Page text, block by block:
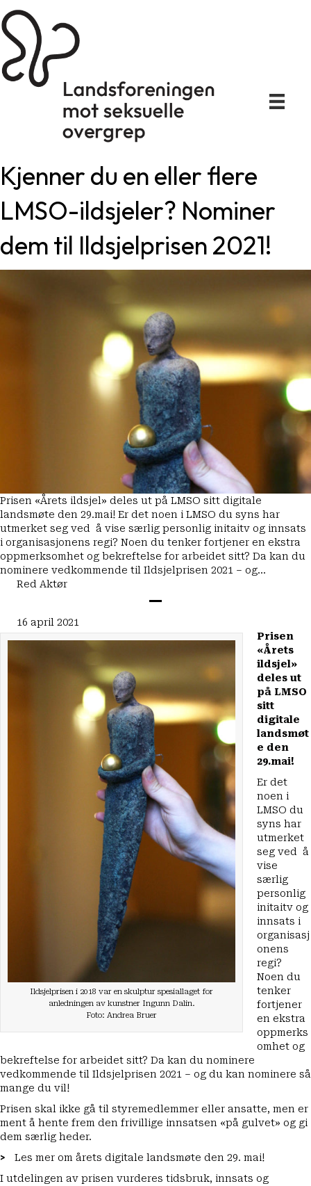
Kjenner du en eller flere
LMSO-ildsjeler? Nominer
dem til Ildsjelprisen 2021!
Prisen «Årets ildsjel» deles ut på LMSO sitt digitale
landsmøte den 29.mai! Er det noen i LMSO du syns har
utmerket seg ved å vise særlig personlig initaitv og innsats
i organisasjonens regi? Noen du tenker fortjener en ekstra
oppmerksomhet og bekreftelse for arbeidet sitt? Da kan du
nominere vedkommende til Ildsjelprisen 2021 – og…
Red Aktør
16 april 2021
Ildsjelprisen i 2018 var en skulptur spesiallaget for
anledningen av kunstner Ingunn Dalin.
Foto: Andrea Bruer
Prisen
«Årets
ildsjel»
deles ut
på LMSO
sitt
digitale
landsmøt
e den
29.mai!
Er det
noen i
LMSO du
syns har
utmerket
seg ved å
vise
særlig
personlig
initaitv og
innsats i
organisasj
onens
regi?
Noen du
tenker
fortjener
en ekstra
oppmerks
omhet og
bekreftelse for arbeidet sitt? Da kan du nominere
vedkommende til Ildsjelprisen 2021 – og du kan nominere så
mange du vil!
Prisen skal ikke gå til styremedlemmer eller ansatte, men er
ment å hente frem den frivillige innsatsen «på gulvet» og gi
dem særlig heder.
Les mer om årets digitale landsmøte den 29. mai!
I utdelingen av prisen vurderes tidsbruk, innsats og